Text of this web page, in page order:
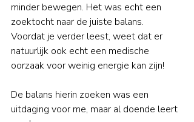
minder bewegen. Het was echt een
zoektocht naar de juiste balans.
Voordat je verder leest, weet dat er
natuurlijk ook echt een medische
oorzaak voor weinig energie kan zijn!
De balans hierin zoeken was een
uitdaging voor me, maar al doende leert